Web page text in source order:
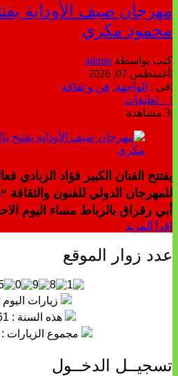
مهرجان صيف الأوداية
محمود مكري
كتب بواسطة admin
| أغسطس 07, 2026
|فى : الواجهة, فن و ثقافة
|
|3 مشاهدة
للمهرجان الدولي للفنون
أبي رقراق بالرباط مساء اليوم الاحد 09 غشت 2026،
إقرأ المزيد
عدد زوار الموقع
زيارات اليوم :
هذه السنة : 364261
مجموع الزيارات :
تسجيــل الدخــول